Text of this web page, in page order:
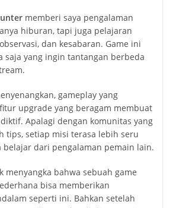
memberi saya pengalaman
hiburan, tapi juga pelajaran
dan kesabaran. Game ini
saja yang ingin tantangan berbeda
gameplay yang
upgrade yang beragam membuat
Apalagi dengan komunitas yang
tips, setiap misi terasa lebih seru
belajar dari pengalaman pemain lain.
menyangka bahwa sebuah game
bisa memberikan
seperti ini. Bahkan setelah